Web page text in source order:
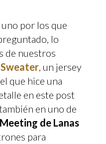
uno por los que
lo
de nuestros
, un jersey
que hice una
en este post
en uno de
Meeting de Lanas
para